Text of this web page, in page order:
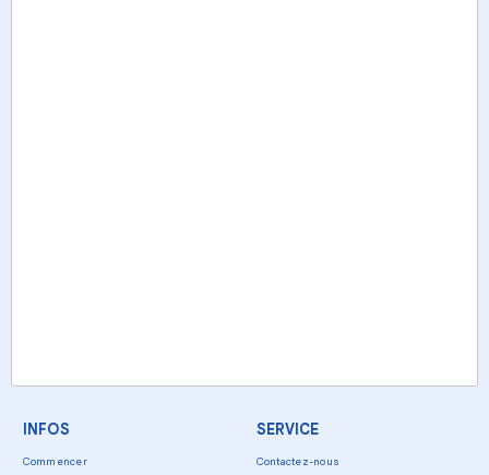
INFOS
Commencer
SERVICE
Contactez-nous